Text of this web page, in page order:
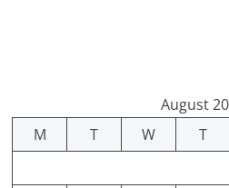
August
M
T W T